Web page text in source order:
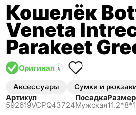
Кошелёк
Veneta
Parakeet
Оригинал
Аксессуары Сумки и рюкзаки
Артикул
592619VCPQ43724
Посадка
Мужская
Размер